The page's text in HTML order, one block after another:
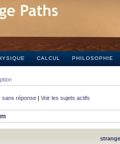
CALCUL PHILOSOPHIE
sans réponse | Voir les sujets actifs